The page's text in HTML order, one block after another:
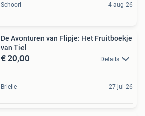
Schoorl 4 aug 26
De Avonturen van Flipje: Het Fruitboekje
van Tiel
€ 20,00 Details
Brielle 27 jul 26